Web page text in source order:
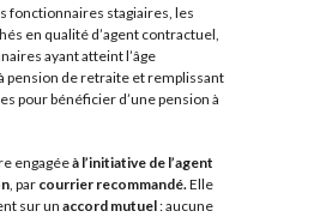
fonctionnaires stagiaires, les
en qualité d’agent contractuel,
ayant atteint l’âge
pension de retraite et remplissant
pour bénéficier d’une pension à
engagéeà l’initiative de l’agent
, par courrier recommandé.Elle
sur un accord mutuel: aucune